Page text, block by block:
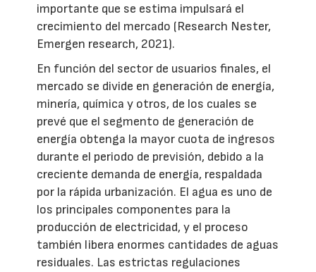
importante que se estima impulsará el
crecimiento del mercado (Research Nester,
Emergen research, 2021).
En función del sector de usuarios finales, el
mercado se divide en generación de energía,
minería, química y otros, de los cuales se
prevé que el segmento de generación de
energía obtenga la mayor cuota de ingresos
durante el periodo de previsión, debido a la
creciente demanda de energía, respaldada
por la rápida urbanización. El agua es uno de
los principales componentes para la
producción de electricidad, y el proceso
también libera enormes cantidades de aguas
residuales. Las estrictas regulaciones